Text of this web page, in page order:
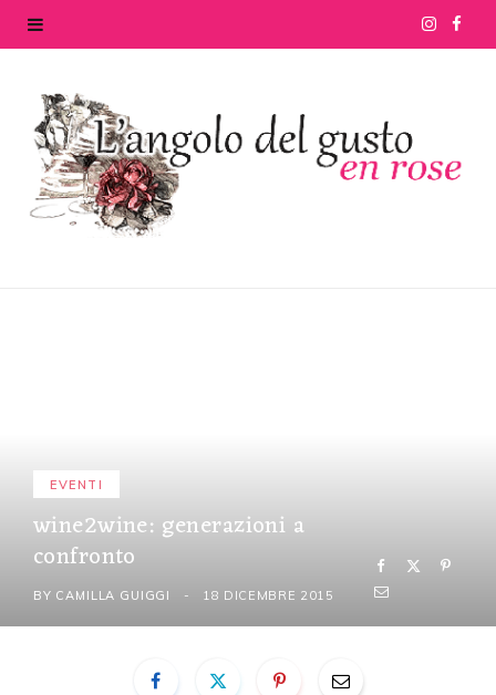
I
t e
EVENTI
wine2wine: generazioni a
confronto
BY CAMILLA GUIGGI 18 DICEMBRE 2015